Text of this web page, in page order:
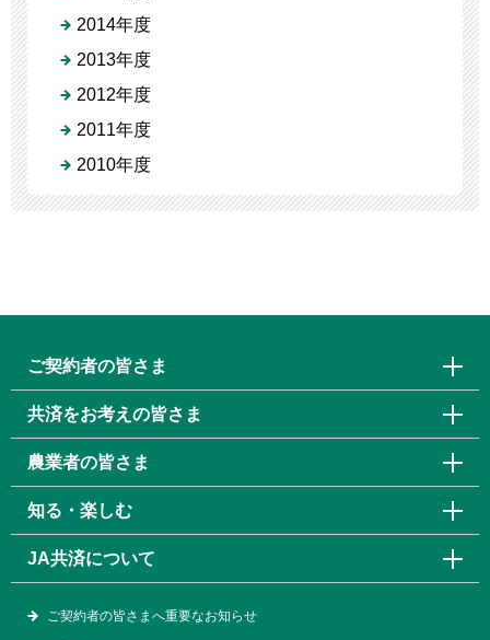
2014年度
2013年度
2012年度
2011年度
2010年度
ご契約者の皆さま
共済をお考えの皆さま
農業者の皆さま
知る・楽しむ
JA共済について
ご契約者の皆さまへ重要なお知らせ